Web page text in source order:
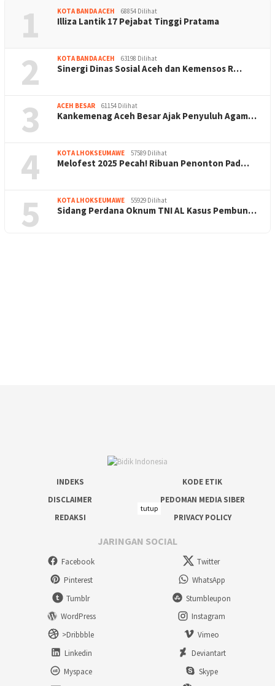
1 KOTA BANDA ACEH 68854 Dilihat
Illiza Lantik 17 Pejabat Tinggi Pratama
2 KOTA BANDA ACEH 63198 Dilihat
Sinergi Dinas Sosial Aceh dan Kemensos R…
3 ACEH BESAR 61154 Dilihat
Kankemenag Aceh Besar Ajak Penyuluh Agam…
4 KOTA LHOKSEUMAWE 57589 Dilihat
Melofest 2025 Pecah! Ribuan Penonton Pad…
5 KOTA LHOKSEUMAWE 55929 Dilihat
Sidang Perdana Oknum TNI AL Kasus Pembun…
INDEKS
KODE ETIK
DISCLAIMER
PEDOMAN MEDIA SIBER
REDAKSI
PRIVACY POLICY
JARINGAN SOCIAL
Facebook
Twitter
Pinterest
WhatsApp
Tumblr
Stumbleupon
WordPress
Instagram
>Dribbble
Vimeo
Linkedin
Deviantart
Myspace
Skype
tutup